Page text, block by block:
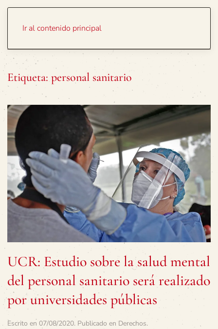
Ir al contenido principal
Etiqueta: personal sanitario
UCR: Estudio sobre la salud mental
del personal sanitario será realizado
por universidades públicas
Escrito en 07/08/2020. Publicado en Derechos.